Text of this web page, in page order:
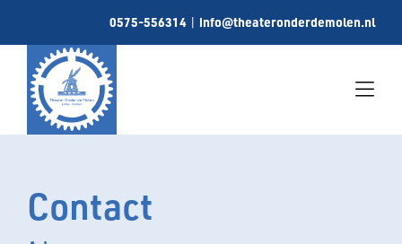
content
0575-556314 | info@theateronderdemolen.nl
Informatie
Contact